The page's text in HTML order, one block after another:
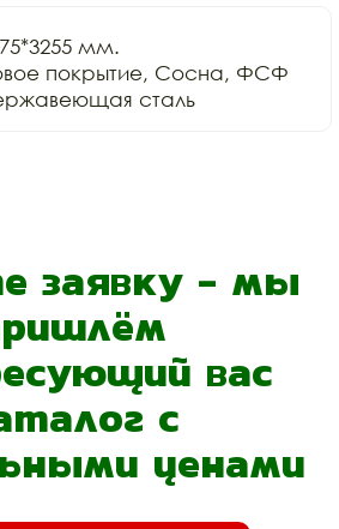
мм.
покрытие, Сосна, ФСФ
сталь
заявку - мы
вас
с
ценами